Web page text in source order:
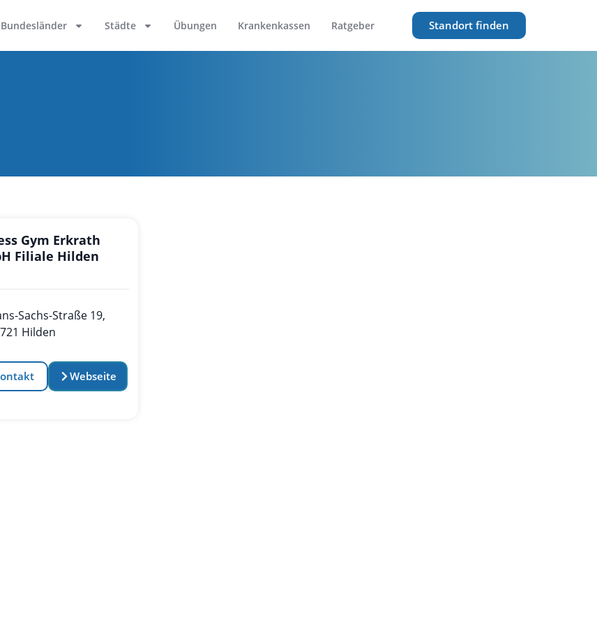
Bundesländer Städte Übungen Krankenkassen Ratgeber Standort finden
Gym Erkrath
Filiale Hilden
Sachs-Straße 19,
Hilden
Webseite